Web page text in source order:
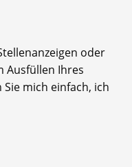
oder
Ausfüllen Ihres
mich einfach, ich